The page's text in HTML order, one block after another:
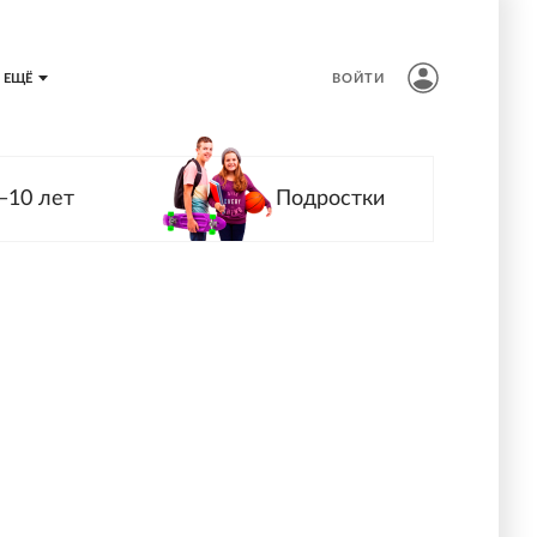
ЕЩЁ ВОЙТИ
лет Подростки